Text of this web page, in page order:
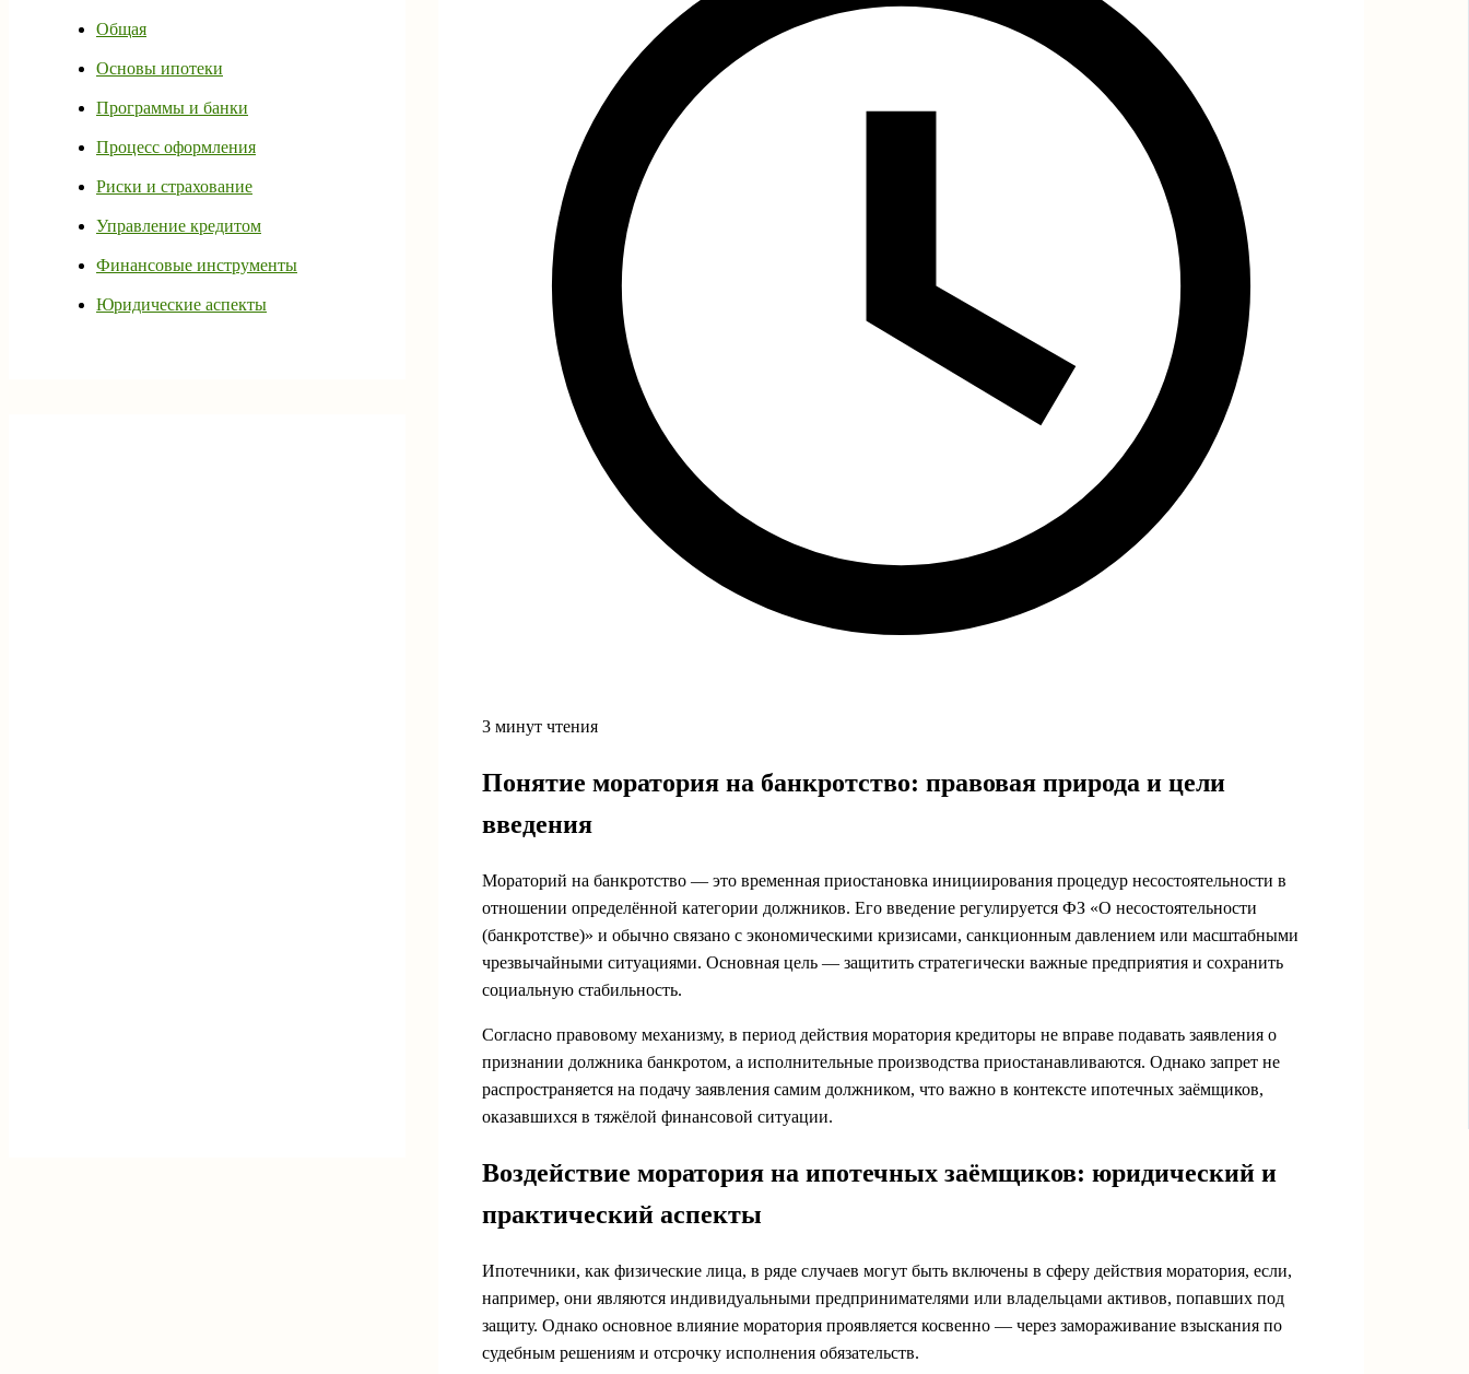
Общая
Основы ипотеки
Программы и банки
Процесс оформления
Риски и страхование
Управление кредитом
Финансовые инструменты
Юридические аспекты
3 минут чтения
Понятие моратория на банкротство: правовая природа и цели
введения
Мораторий на банкротство — это временная приостановка инициирования процедур несостоятельности в
отношении определённой категории должников. Его введение регулируется ФЗ «О несостоятельности
(банкротстве)» и обычно связано с экономическими кризисами, санкционным давлением или масштабными
чрезвычайными ситуациями. Основная цель — защитить стратегически важные предприятия и сохранить
социальную стабильность.
Согласно правовому механизму, в период действия моратория кредиторы не вправе подавать заявления о
признании должника банкротом, а исполнительные производства приостанавливаются. Однако запрет не
распространяется на подачу заявления самим должником, что важно в контексте ипотечных заёмщиков,
оказавшихся в тяжёлой финансовой ситуации.
Воздействие моратория на ипотечных заёмщиков: юридический и
практический аспекты
Ипотечники, как физические лица, в ряде случаев могут быть включены в сферу действия моратория, если,
например, они являются индивидуальными предпринимателями или владельцами активов, попавших под
защиту. Однако основное влияние моратория проявляется косвенно — через замораживание взыскания по
судебным решениям и отсрочку исполнения обязательств.